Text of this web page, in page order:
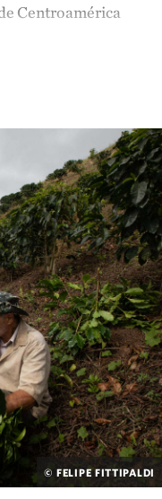
Centroamérica
protege de las
e infraestructuras
el suministro de
en ciudades
losFondos
a los
comunidades río
de estos
Hasta la
han ayudado a
casi 16 millones
en Bogotá y
© FELIPE FITTIPALDI